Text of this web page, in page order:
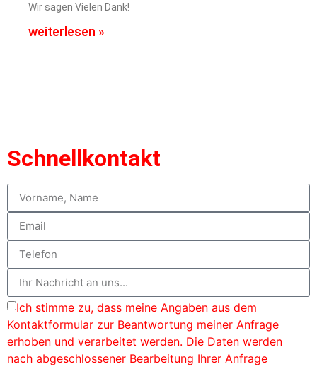
Wir sagen Vielen Dank!
weiterlesen »
Schnellkontakt
Ich stimme zu, dass meine Angaben aus dem
Kontaktformular zur Beantwortung meiner Anfrage
erhoben und verarbeitet werden. Die Daten werden
nach abgeschlossener Bearbeitung Ihrer Anfrage